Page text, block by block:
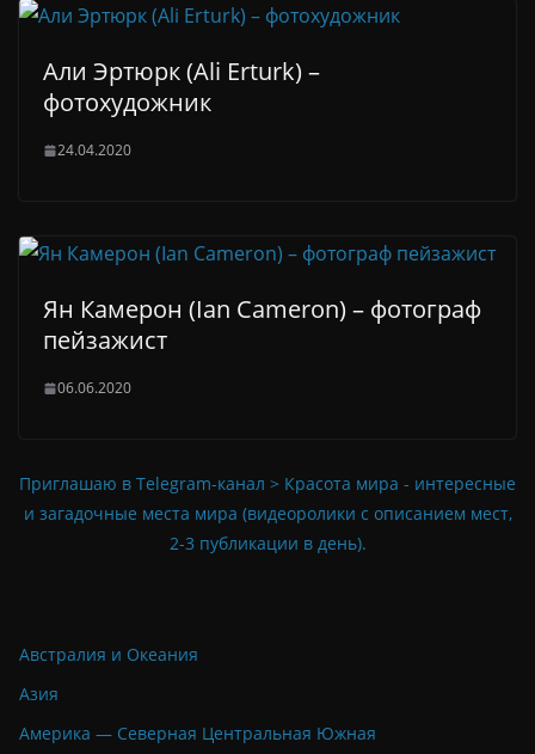
Али Эртюрк (Ali Erturk) –
фотохудожник
24.04.2020
Ян Камерон (Ian Cameron) – фотограф
пейзажист
06.06.2020
Приглашаю в Telegram-канал > Красота мира - интересные
и загадочные места мира (видеоролики с описанием мест,
2-3 публикации в день).
Австралия и Океания
Азия
Америка — Северная Центральная Южная